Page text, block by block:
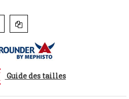
Guide des tailles